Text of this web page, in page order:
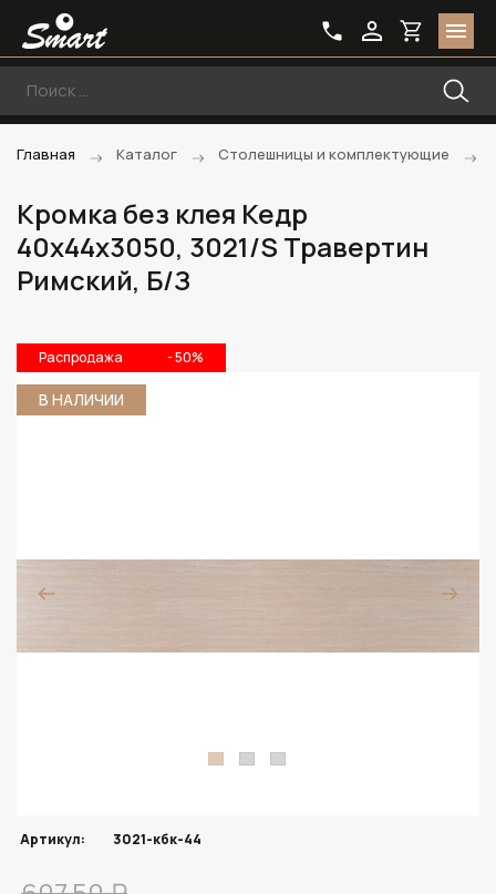
Главная Каталог Столешницы и комплектующие
Кромка без клея Кедр
40х44х3050, 3021/S Травертин
Римский, Б/З
Распродажа - 50%
В НАЛИЧИИ
Артикул: 3021-кбк-44